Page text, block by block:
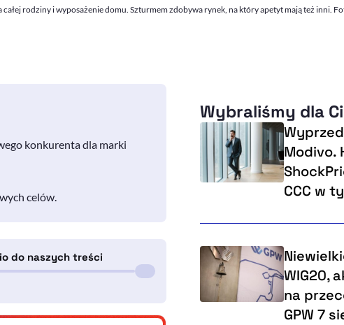
rodziny i wyposażenie domu. Szturmem zdobywa rynek, na który apetyt mają też inni.
konkurenta dla marki
celów.
Wybraliśmy dla
Modivo.
CCC w
WIG20,
na
GPW 7